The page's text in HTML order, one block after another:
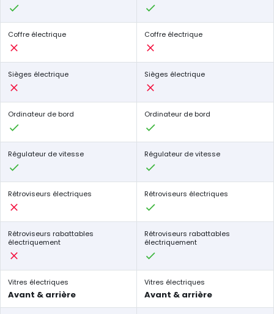
Coffre électrique Coffre électrique
Sièges électrique Sièges électrique
Ordinateur de bord Ordinateur de bord
Régulateur de vitesse Régulateur de vitesse
Rétroviseurs électriques Rétroviseurs électriques
Rétroviseurs rabattables
électriquement
Rétroviseurs rabattables
électriquement
Vitres électriques
Avant & arrière
Vitres électriques
Avant & arrière